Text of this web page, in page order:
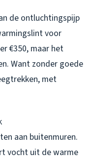
de ontluchtingspijp
voor
€350, maar het
Want zonder goede
met
aan buitenmuren.
vocht uit de warme